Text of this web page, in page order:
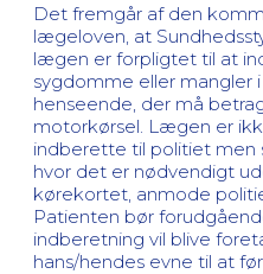
Det fremgår af den
lægeloven, at
lægen er forpligtet til at
sygdomme eller mangler
henseende, der må
motorkørsel. Lægen er
indberette til politiet men
hvor det er nødvendigt
kørekortet, anmode
Patienten bør
indberetning vil blive
hans/hendes evne til at